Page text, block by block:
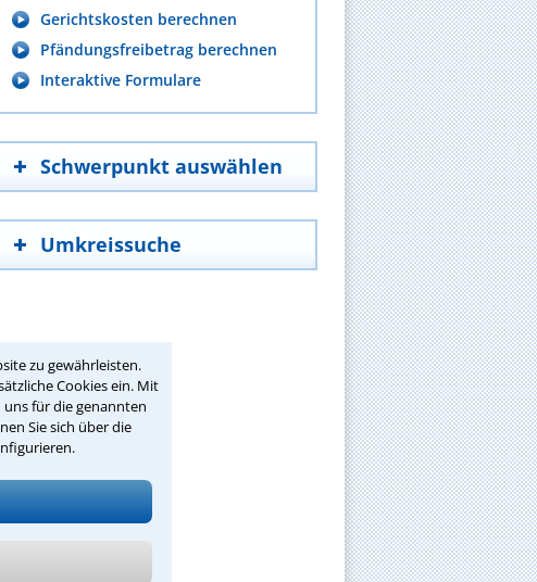
zu gewährleisten.
Cookies ein. Mit
für die genannten
Sie sich über die
Gerichtskosten berechnen
Pfändungsfreibetrag berechnen
Interaktive Formulare
Schwerpunkt auswählen
Umkreissuche